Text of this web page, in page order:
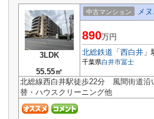
3LDK
55.55㎡
中古マンション メ
890万円
北総鉄道 「 西白井 」
千葉県白井市冨士
北総線西白井駅徒歩22分 風間街道沿
替・ハウスクリーニング他